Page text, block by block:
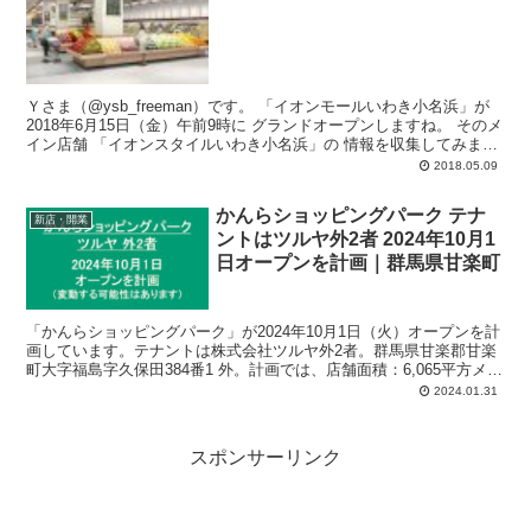
Ｙさま（@ysb_freeman）です。 「イオンモールいわき小名浜」が
2018年6月15日（金）午前9時に グランドオープンしますね。 そのメ
イン店舗 「イオンスタイルいわき小名浜」の 情報を収集してみまし
2018.05.09
新店・開業
かんらショッピングパーク テナ
ントはツルヤ外2者 2024年10月1
日オープンを計画｜群馬県甘楽町
「かんらショッピングパーク」が2024年10月1日（火）オープンを計
画しています。テナントは株式会社ツルヤ外2者。群馬県甘楽郡甘楽
町大字福島字久保田384番1 外。計画では、店舗面積：6,065平方メー
トル、駐車場：352台、駐輪場：45台、営業時間：午前8時00分-午後
2024.01.31
スポンサーリンク